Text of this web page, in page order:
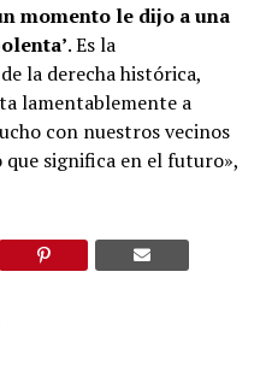
momento le dijo a una
. Es la
la derecha histórica,
lamentablemente a
con nuestros vecinos
significa en el futuro»,